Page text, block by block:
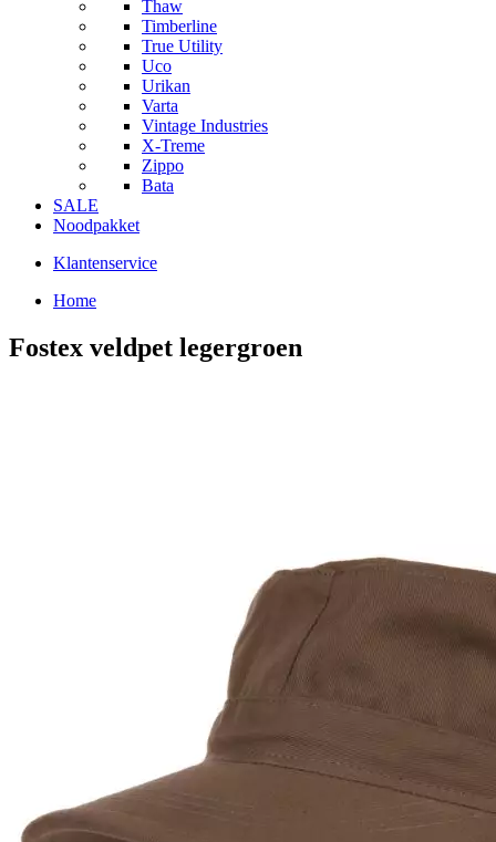
Thaw
Timberline
True Utility
Uco
Urikan
Varta
Vintage Industries
X-Treme
Zippo
Bata
SALE
Noodpakket
Klantenservice
Home
Fostex veldpet legergroen